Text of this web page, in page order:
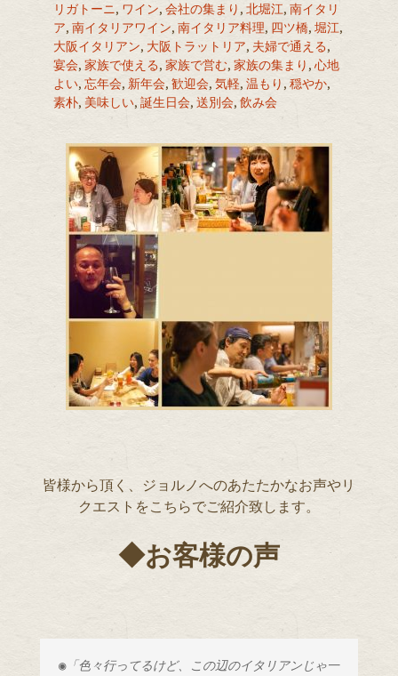
リガトーニ, ワイン, 会社の集まり , 北堀江, 南イタリ
ア, 南イタリアワイン, 南イタリア料理, 四ツ橋, 堀江,
大阪イタリアン, 大阪トラットリア, 夫婦で通える,
宴会, 家族で使える, 家族で営む, 家族の集まり , 心地
よい, 忘年会, 新年会, 歓迎会, 気軽, 温もり , 穏やか,
素朴, 美味しい, 誕生日会, 送別会, 飲み会
皆様から頂く、ジョルノへのあたたかなお声やリ
クエストをこちらでご紹介致します。
◆お客様の声
◉「色々行ってるけど、この辺のイタリアンじゃ一